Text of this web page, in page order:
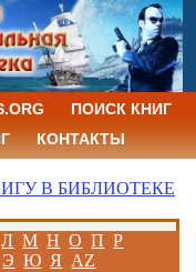
ПОИСК КНИГ
КОНТАКТЫ
В БИБЛИОТЕКЕ
Л М Н О П Р
Э Ю Я AZ